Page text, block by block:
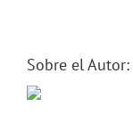
Sobre el Autor: